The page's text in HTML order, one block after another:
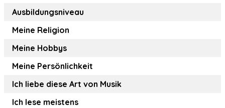
Ausbildungsniveau
Meine Religion
Meine Hobbys
Meine Persönlichkeit
Ich liebe diese Art von Musik
Ich lese meistens